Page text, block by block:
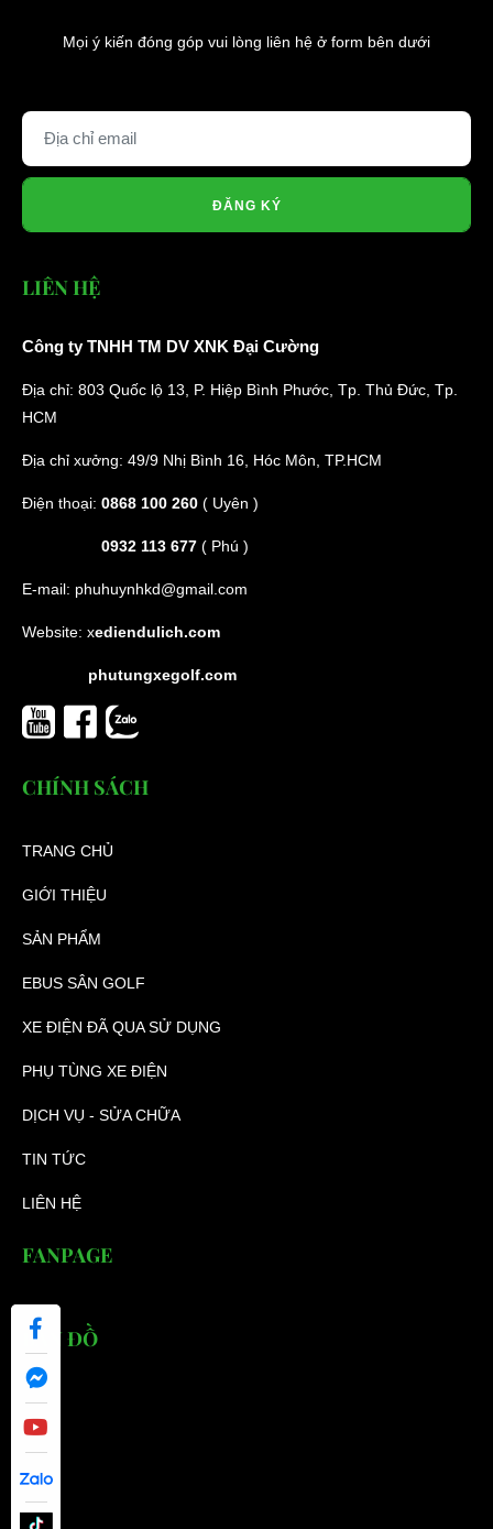
Mọi ý kiến đóng góp vui lòng liên hệ ở form bên dưới
ĐĂNG KÝ
LIÊN HỆ
Công ty TNHH TM DV XNK Đại Cường
Địa chỉ: 803 Quốc lộ 13, P. Hiệp Bình Phước, Tp. Thủ Đức, Tp.
HCM
Địa chỉ xưởng: 49/9 Nhị Bình 16, Hóc Môn, TP.HCM
Điện thoại: 0868 100 260 ( Uyên )
0932 113 677 ( Phú )
E-mail: phuhuynhkd@gmail.com
Website: xediendulich.com
phutungxegolf.com
CHÍNH SÁCH
TRANG CHỦ
GIỚI THIỆU
SẢN PHẨM
EBUS SÂN GOLF
XE ĐIỆN ĐÃ QUA SỬ DỤNG
PHỤ TÙNG XE ĐIỆN
DỊCH VỤ - SỬA CHỮA
TIN TỨC
LIÊN HỆ
FANPAGE
BẢN ĐỒ